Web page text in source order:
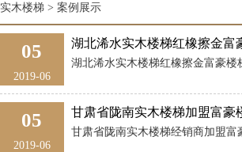
实木楼梯 > 案例展示
05
2019-06
湖北浠水实木楼梯红橡擦金富
05
2019-06
甘肃省陇南实木楼梯加盟富豪